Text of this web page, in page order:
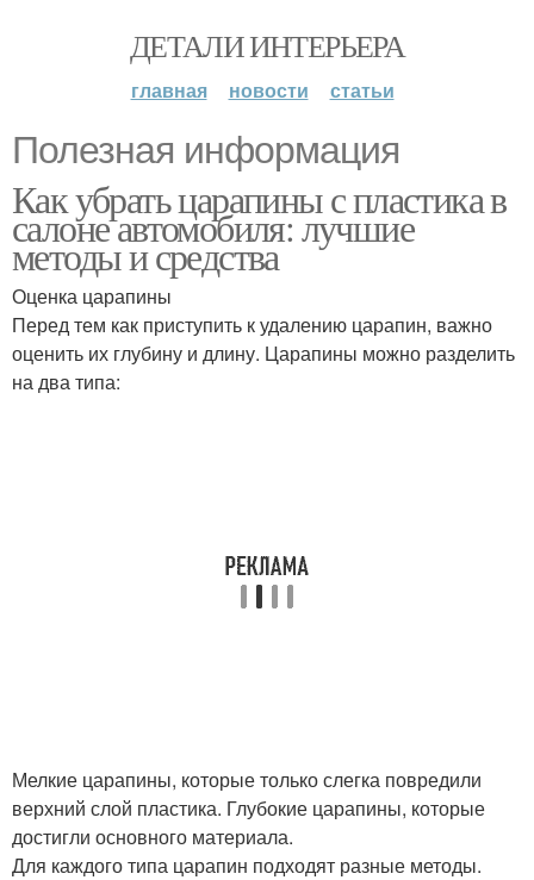
ДЕТАЛИ ИНТЕРЬЕРА
главная новости статьи
Полезная информация
Как убрать царапины с пластика в
салоне автомобиля: лучшие
методы и средства
Оценка царапины
Перед тем как приступить к удалению царапин, важно
оценить их глубину и длину. Царапины можно разделить
на два типа:
Мелкие царапины, которые только слегка повредили
верхний слой пластика. Глубокие царапины, которые
достигли основного материала.
Для каждого типа царапин подходят разные методы.